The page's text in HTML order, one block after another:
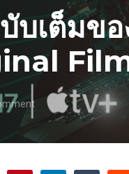
บเต็มข